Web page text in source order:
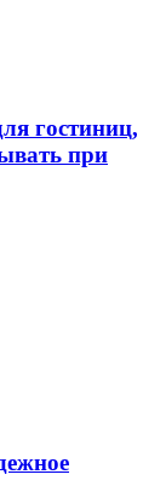
гостиниц,
при